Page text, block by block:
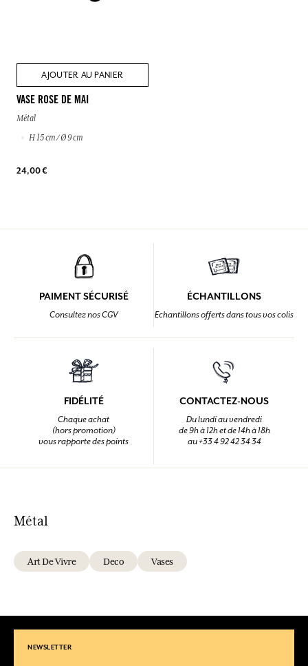
AJOUTER AU PANIER
VASE ROSE DE MAI
Métal
H 15 cm / Ø 9 cm
24,00 €
PAIMENT SÉCURISÉ
Consultez nos CGV
ÉCHANTILLONS
Echantillons offerts dans tous vos colis
FIDÉLITÉ
Chaque achat
(hors promotion)
vous rapporte des points
CONTACTEZ-NOUS
Du lundi au vendredi
de 9h à 12h et de 14h à 18h
au +33 4 92 42 34 34
Métal
Art De Vivre Deco Vases
NEWSLETTER